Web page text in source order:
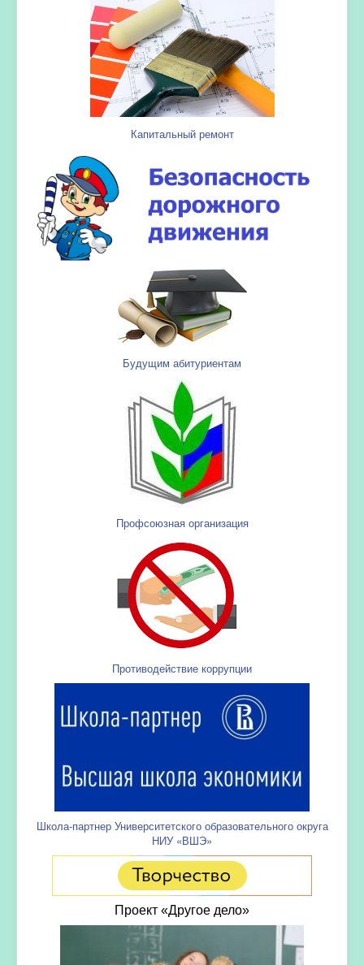
Капитальный ремонт
Будущим абитуриентам
Профсоюзная организация
Противодействие коррупции
Школа-партнер Университетского образовательного округа
НИУ «ВШЭ»
Проект «Другое дело»